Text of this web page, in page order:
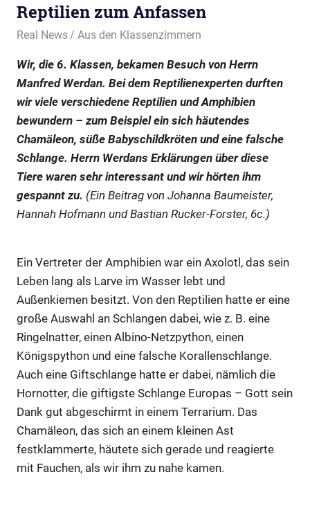
Reptilien zum Anfassen
17. Dezember 2025
Real News Aus den Klassenzimmern
Wir, die 6. Klassen, bekamen Besuch von Herrn
Manfred Werdan. Bei dem Reptilienexperten durften
wir viele verschiedene Reptilien und Amphibien
bewundern – zum Beispiel ein sich häutendes
Chamäleon, süße Babyschildkröten und eine falsche
Schlange. Herrn Werdans Erklärungen über diese
Tiere waren sehr interessant und wir hörten ihm
gespannt zu. (Ein Beitrag von Johanna Baumeister,
Hannah Hofmann und Bastian Rucker-Forster, 6c.)
Ein Vertreter der Amphibien war ein Axolotl, das sein
Leben lang als Larve im Wasser lebt und
Außenkiemen besitzt. Von den Reptilien hatte er eine
große Auswahl an Schlangen dabei, wie z. B. eine
Ringelnatter, einen Albino-Netzpython, einen
Königspython und eine falsche Korallenschlange.
Auch eine Giftschlange hatte er dabei, nämlich die
Hornotter, die giftigste Schlange Europas – Gott sein
Dank gut abgeschirmt in einem Terrarium. Das
Chamäleon, das sich an einem kleinen Ast
festklammerte, häutete sich gerade und reagierte
mit Fauchen, als wir ihm zu nahe kamen.